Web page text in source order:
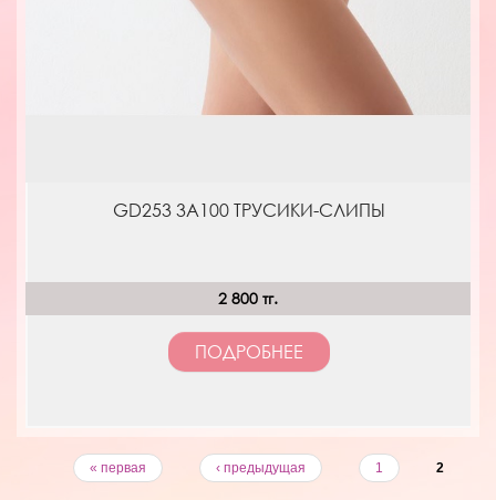
GD253 3A100 ТРУСИКИ-СЛИПЫ
2 800 тг.
ПОДРОБНЕЕ
« первая ‹ предыдущая 1 2